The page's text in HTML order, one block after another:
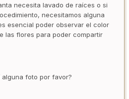
necesita lavado de raíces o si
necesitamos alguna
esencial poder observar el color
las flores para poder compartir
foto por favor?